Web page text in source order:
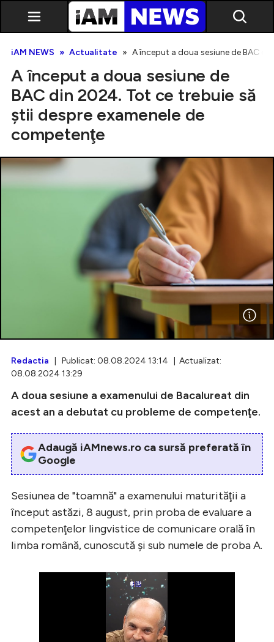
Exclusiv
Intră în cont
Creează cont
iAM NEWS Actualitate A început a doua sesiune de BAC
A început a doua sesiune de
BAC din 2024. Tot ce trebuie să
ştii despre examenele de
competenţe
Redactia | Publicat: 08.08.2024 13:14 | Actualizat:
08.08.2024 13:29
A doua sesiune a examenului de Bacalureat din
acest an a debutat cu probleme de competenţe.
Adaugă iAMnews.ro ca sursă preferată în
Google
Sesiunea de "toamnă" a examenului maturităţii a
început astăzi, 8 august, prin proba de evaluare a
competenţelor lingvistice de comunicare orală în
limba română, cunoscută şi sub numele de proba A.